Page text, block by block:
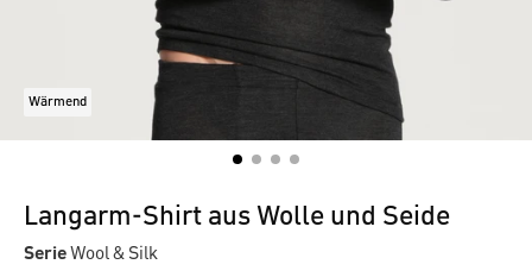
Wärmend
Langarm-Shirt aus Wolle und Seide
Serie Wool & Silk